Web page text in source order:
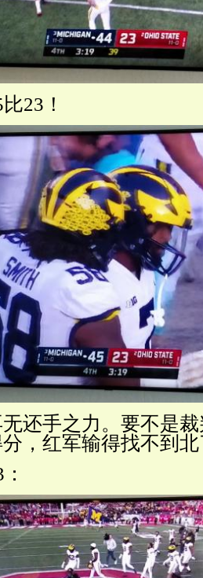
23！
还手之力。要不是
，红军输得找不到